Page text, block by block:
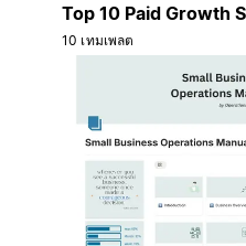
Top 10 Paid Growth
10 เทมเพลต